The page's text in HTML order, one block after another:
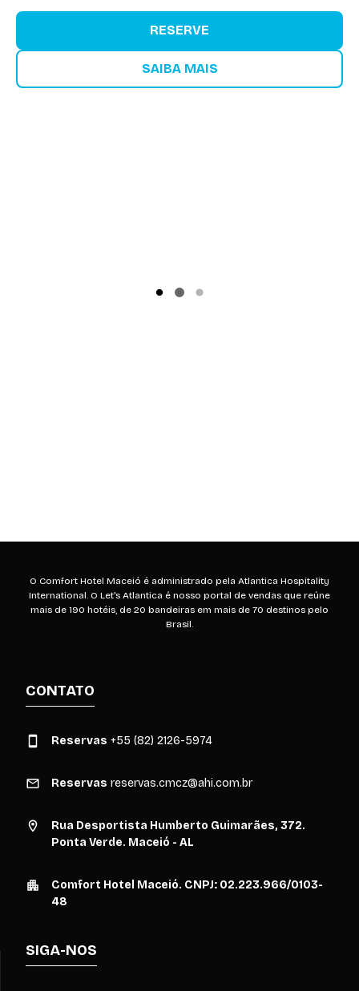
RESERVE
SAIBA MAIS
O Comfort Hotel Maceió é administrado pela Atlantica Hospitality
International. O Let's Atlantica é nosso portal de vendas que reúne
mais de 190 hotéis, de 20 bandeiras em mais de 70 destinos pelo
Brasil.
CONTATO
Reservas +55 (82) 2126-5974
Reservas reservas.cmcz@ahi.com.br
Rua Desportista Humberto Guimarães, 372.
Ponta Verde. Maceió - AL
Comfort Hotel Maceió. CNPJ: 02.223.966/0103-
48
SIGA-NOS